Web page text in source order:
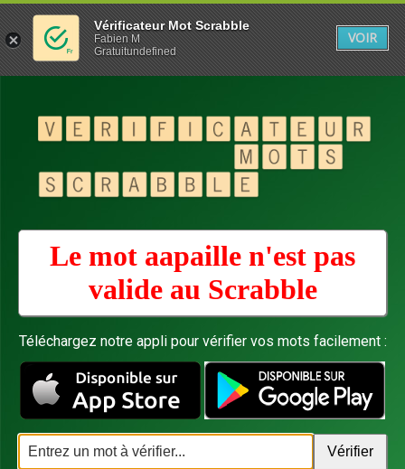
Le mot aapaille n'est pas
valide au Scrabble
Téléchargez notre appli pour vérifier vos mots facilement :
Vérificateur Mot Scrabble
Fabien M
Gratuitundefined
VOIR